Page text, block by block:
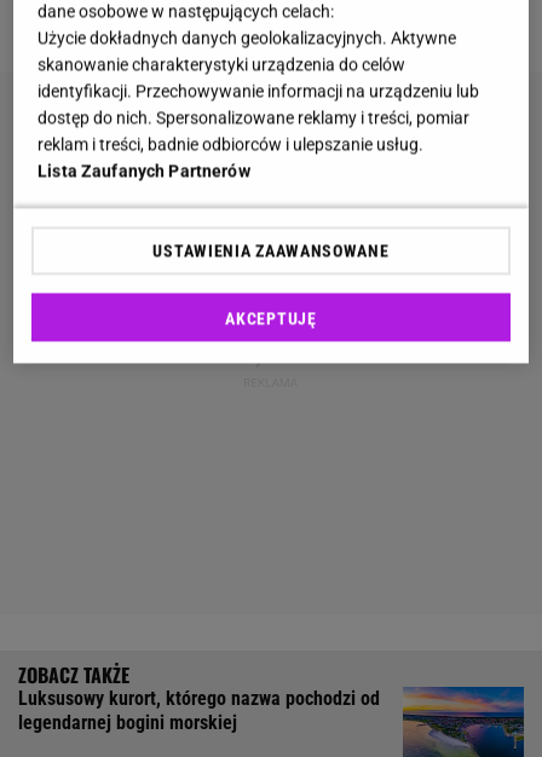
każdej porze roku.
Luksusowy kurort, którego nazwa pochodzi od
legendarnej bogini morskiej
dane osobowe w następujących celach:
Użycie dokładnych danych geolokalizacyjnych. Aktywne
skanowanie charakterystyki urządzenia do celów
identyfikacji. Przechowywanie informacji na urządzeniu lub
dostęp do nich. Spersonalizowane reklamy i treści, pomiar
reklam i treści, badnie odbiorców i ulepszanie usług.
Lista Zaufanych Partnerów
USTAWIENIA ZAAWANSOWANE
AKCEPTUJĘ